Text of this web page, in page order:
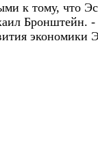
к тому, что
Бронштейн.
экономики